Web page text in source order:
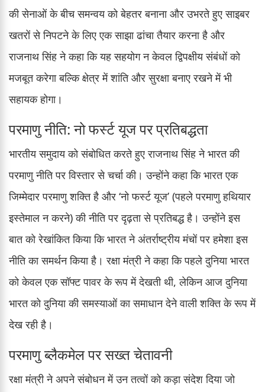
की सेनाओं के बीच समन्वय को बेहतर बनाना और उभरते हुए साइबर
खतरों से निपटने के लिए एक साझा ढांचा तैयार करना है और
राजनाथ सिंह ने कहा कि यह सहयोग न केवल द्विपक्षीय संबंधों को
मजबूत करेगा बल्कि क्षेत्र में शांति और सुरक्षा बनाए रखने में भी
सहायक होगा।
परमाणु नीति: नो फर्स्ट यूज पर प्रतिबद्धता
भारतीय समुदाय को संबोधित करते हुए राजनाथ सिंह ने भारत की
परमाणु नीति पर विस्तार से चर्चा की। उन्होंने कहा कि भारत एक
जिम्मेदार परमाणु शक्ति है और ‘नो फर्स्ट यूज’ (पहले परमाणु हथियार
इस्तेमाल न करने) की नीति पर दृढ़ता से प्रतिबद्ध है। उन्होंने इस
बात को रेखांकित किया कि भारत ने अंतर्राष्ट्रीय मंचों पर हमेशा इस
नीति का समर्थन किया है। रक्षा मंत्री ने कहा कि पहले दुनिया भारत
को केवल एक सॉफ्ट पावर के रूप में देखती थी, लेकिन आज दुनिया
भारत को दुनिया की समस्याओं का समाधान देने वाली शक्ति के रूप में
देख रही है।
परमाणु ब्लैकमेल पर सख्त चेतावनी
रक्षा मंत्री ने अपने संबोधन में उन तत्वों को कड़ा संदेश दिया जो